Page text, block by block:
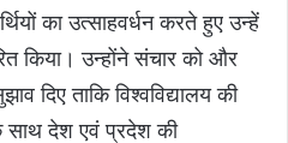
का उत्साहवर्धन करते हुए उन्हें
किया। उन्होंने संचार को और
दिए ताकि विश्वविद्यालय की
साथ देश एवं प्रदेश की